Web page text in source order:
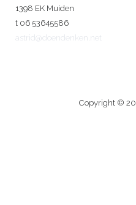
1398 EK Muiden
t 06 53645586
astrid@doendenken.net
Copyright ©